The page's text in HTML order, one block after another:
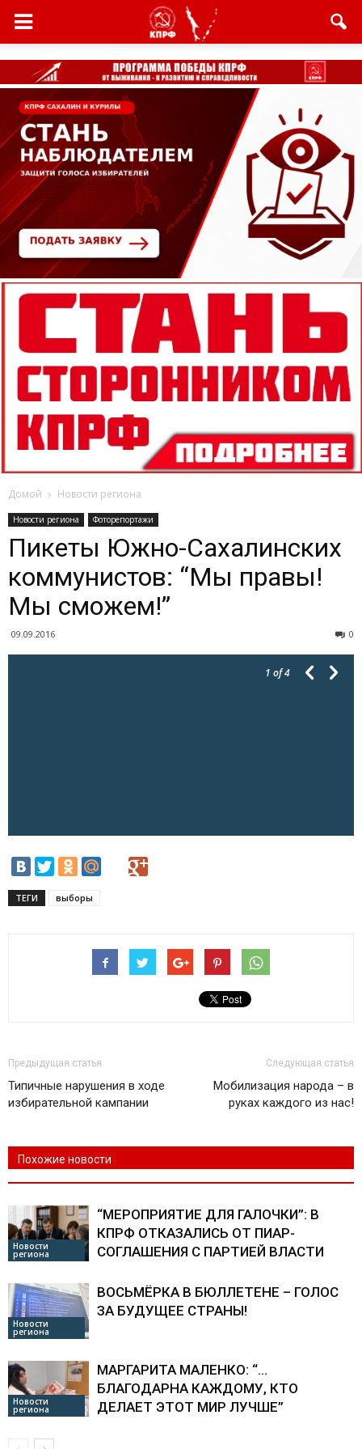
Домой Новости региона
Новости региона Фоторепортажи
Пикеты Южно-Сахалинских
коммунистов: “Мы правы!
Мы сможем!”
09.09.2016 0
1 of 4
ТЕГИ выборы
Предыдущая статья
Типичные нарушения в ходе
избирательной кампании
Следующая статья
Мобилизация народа – в
руках каждого из нас!
Похожие новости
Новости
региона
“МЕРОПРИЯТИЕ ДЛЯ ГАЛОЧКИ”: В
КПРФ ОТКАЗАЛИСЬ ОТ ПИАР-
СОГЛАШЕНИЯ С ПАРТИЕЙ ВЛАСТИ
Новости
региона
ВОСЬМЁРКА В БЮЛЛЕТЕНЕ – ГОЛОС
ЗА БУДУЩЕЕ СТРАНЫ!
Новости
региона
МАРГАРИТА МАЛЕНКО: “…
БЛАГОДАРНА КАЖДОМУ, КТО
ДЕЛАЕТ ЭТОТ МИР ЛУЧШЕ”